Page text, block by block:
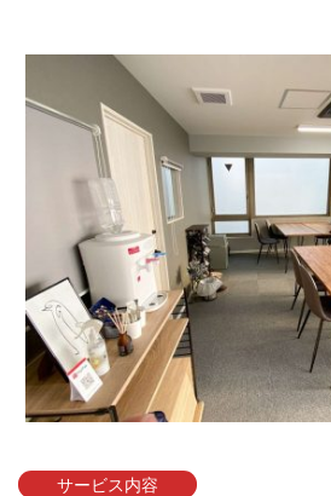
サービス内容